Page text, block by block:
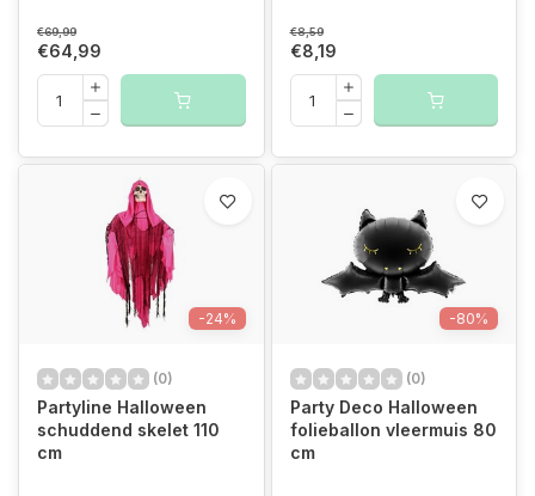
€69,99
€64,99
€8,59
€8,19
-24%
(0)
Partyline Halloween
schuddend skelet 110
cm
-80%
(0)
Party Deco Halloween
folieballon vleermuis 80
cm